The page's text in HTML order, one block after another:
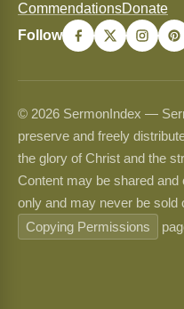
CommendationsDonate
Follow
© 2026 SermonIndex —
preserve and freely
the glory of Christ and the
Content may be shared
only and may never be sold
Copying Permissions